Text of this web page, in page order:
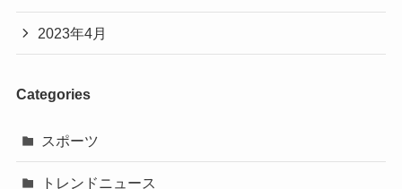
2023年4月
Categories
スポーツ
トレンドニュース